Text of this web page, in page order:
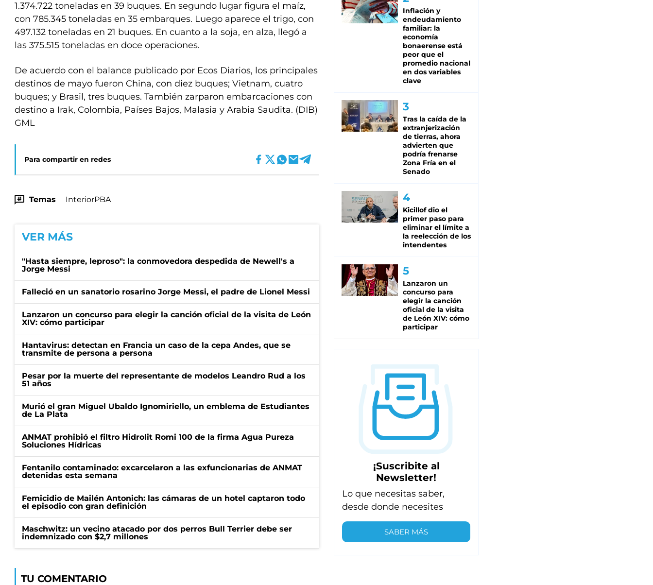
1.374.722 toneladas en 39 buques. En segundo lugar figura el maíz,
con 785.345 toneladas en 35 embarques. Luego aparece el trigo, con
497.132 toneladas en 21 buques. En cuanto a la soja, en alza, llegó a
las 375.515 toneladas en doce operaciones.
De acuerdo con el balance publicado por Ecos Diarios, los principales
destinos de mayo fueron China, con diez buques; Vietnam, cuatro
buques; y Brasil, tres buques. También zarparon embarcaciones con
destino a Irak, Colombia, Países Bajos, Malasia y Arabia Saudita. (DIB)
GML
Para compartir en redes
Temas InteriorPBA
VER MÁS
"Hasta siempre, leproso": la conmovedora despedida de Newell's a
Jorge Messi
Falleció en un sanatorio rosarino Jorge Messi, el padre de Lionel Messi
Lanzaron un concurso para elegir la canción oficial de la visita de León
XIV: cómo participar
Hantavirus: detectan en Francia un caso de la cepa Andes, que se
transmite de persona a persona
Pesar por la muerte del representante de modelos Leandro Rud a los
51 años
Murió el gran Miguel Ubaldo Ignomiriello, un emblema de Estudiantes
de La Plata
ANMAT prohibió el filtro Hidrolit Romi 100 de la firma Agua Pureza
Soluciones Hídricas
Fentanilo contaminado: excarcelaron a las exfuncionarias de ANMAT
detenidas esta semana
Femicidio de Mailén Antonich: las cámaras de un hotel captaron todo
el episodio con gran definición
Maschwitz: un vecino atacado por dos perros Bull Terrier debe ser
indemnizado con $2,7 millones
TU COMENTARIO
Inflación y
endeudamiento
familiar: la
economía
bonaerense está
peor que el
promedio nacional
en dos variables
clave
Tras la caída de la
extranjerización
de tierras, ahora
advierten que
podría frenarse
Zona Fría en el
Senado
Kicillof dio el
primer paso para
eliminar el límite a
la reelección de los
intendentes
Lanzaron un
concurso para
elegir la canción
oficial de la visita
de León XIV: cómo
participar
¡Suscribite al
Newsletter!
Lo que necesitas saber,
desde donde necesites
SABER MÁS